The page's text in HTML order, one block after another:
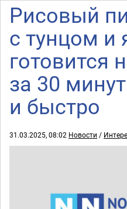
Рисовый
с тунцом и
готовится
за 30
и быстро
31.03.2025, 08:02 Новости /